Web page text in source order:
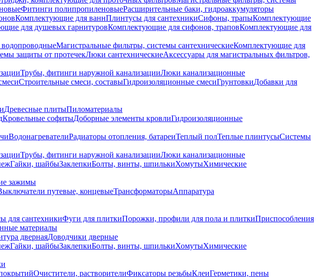
Фитинги полипропиленовыеРасширительные баки, гидроаккумуляторы
Комплектующие для ваннПлинтусы для сантехникиСифоны, трапыКомплектующие
для душевых гарнитуровКомплектующие для сифонов, траповКомплектующие для
Магистральные фильтры, системы сантехническиеКомплектующие для
защиты от протечекЛюки сантехническиеАксессуары для магистральных фильтров,
Трубы, фитинги наружной канализацииЛюки канализационные
Строительные смеси, составыГидроизоляционные смесиГрунтовкиДобавки для
Древесные плитыПиломатериалы
Кровельные софитыДоборные элементы кровлиГидроизоляционные
ВодонагревателиРадиаторы отопления, батареиТеплый полТеплые плинтусыСистемы
Трубы, фитинги наружной канализацииЛюки канализационные
Гайки, шайбыЗаклепкиБолты, винты, шпилькиХомутыХимические
зажимы
путевые, концевыеТрансформаторыАппаратура
для сантехникиФуги для плиткиПорожки, профили для пола и плиткиПриспособления
материалы
двернаяДоводчики дверные
Гайки, шайбыЗаклепкиБолты, винты, шпилькиХомутыХимические
Очистители, растворителиФиксаторы резьбыКлеиГерметики, пены